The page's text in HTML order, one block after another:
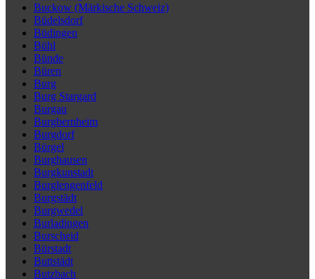
Buckow (Märkische Schweiz)
Büdelsdorf
Büdingen
Bühl
Bünde
Büren
Burg
Burg Stargard
Burgau
Burgbernheim
Burgdorf
Bürgel
Burghausen
Burgkunstadt
Burglengenfeld
Burgstädt
Burgwedel
Burladingen
Burscheid
Bürstadt
Buttstädt
Butzbach